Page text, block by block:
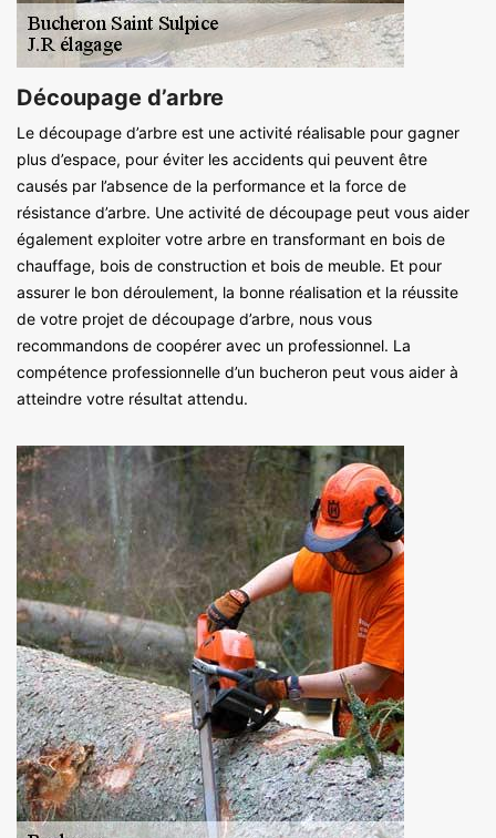
Découpage d’arbre
Le découpage d’arbre est une activité réalisable pour gagner
plus d’espace, pour éviter les accidents qui peuvent être
causés par l’absence de la performance et la force de
résistance d’arbre. Une activité de découpage peut vous aider
également exploiter votre arbre en transformant en bois de
chauffage, bois de construction et bois de meuble. Et pour
assurer le bon déroulement, la bonne réalisation et la réussite
de votre projet de découpage d’arbre, nous vous
recommandons de coopérer avec un professionnel. La
compétence professionnelle d’un bucheron peut vous aider à
atteindre votre résultat attendu.